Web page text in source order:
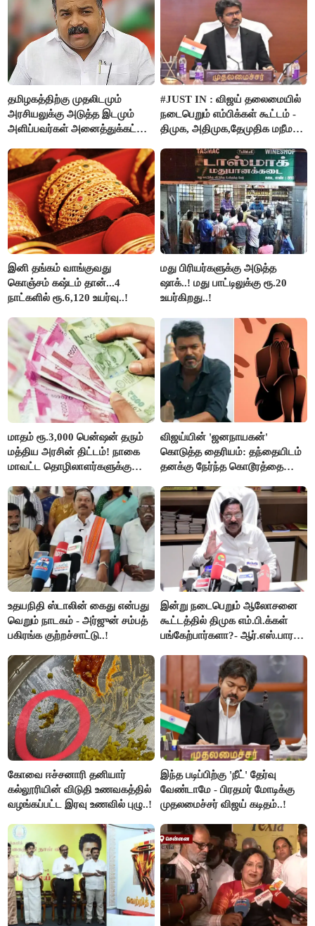
தமிழகத்திற்கு முதலிடமும்
அரசியலுக்கு அடுத்த இடமும்
அளிப்பவர்கள் அனைத்துக்கட்சி
பங்கேற்பார்கள் - மாணிக்கம்
தாகூர்..!!
#JUST IN : விஜய் தலைமையில்
நடைபெறும் எம்பிக்கள் கூட்டம் -
திமுக, அதிமுக,தேமுதிக மநீம
இனி தங்கம் வாங்குவது
கொஞ்சம் கஷ்டம் தான்...4
நாட்களில் ரூ.6,120 உயர்வு..!
மது பிரியர்களுக்கு அடுத்த
ஷாக்..! மது பாட்டிலுக்கு ரூ.20
உயர்கிறது..!
மாதம் ரூ.3,000 பென்ஷன் தரும்
மத்திய அரசின் திட்டம்! நாகை
மாவட்ட தொழிலாளர்களுக்கு
செய்தி!
விஜய்யின் 'ஜனநாயகன்'
கொடுத்த தைரியம்: தந்தையிடம்
தனக்கு நேர்ந்த கொடூரத்தை
உதயநிதி ஸ்டாலின் கைது என்பது
வெறும் நாடகம் - அர்ஜுன் சம்பத்
பகிரங்க குற்றச்சாட்டு..!
இன்று நடைபெறும் ஆலோசனை
கூட்டத்தில் திமுக எம்.பி.க்கள்
பங்கேற்பார்களா?- ஆர்.எஸ்.பாரதி
கோவை ஈச்சனாரி தனியார்
கல்லூரியின் விடுதி உணவகத்தில்
வழங்கப்பட்ட இரவு உணவில் புழு..!
இந்த படிப்பிற்கு 'நீட்' தேர்வு
வேண்டாமே - பிரதமர் மோடிக்கு
முதலமைச்சர் விஜய் கடிதம்..!